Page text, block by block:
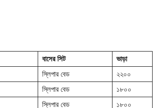
বাসের সিট
ভাড়া
স্লিপার বেড
২২০০
স্লিপার বেড
১৮০০
স্লিপার বেড
১৮০০